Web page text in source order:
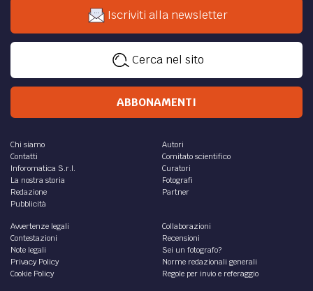
Iscriviti alla newsletter
Cerca nel sito
ABBONAMENTI
Chi siamo
Contatti
Inforomatica S.r.l.
La nostra storia
Redazione
Pubblicità
Autori
Comitato scientifico
Curatori
Fotografi
Partner
Avvertenze legali
Contestazioni
Note legali
Privacy Policy
Cookie Policy
Collaborazioni
Recensioni
Sei un fotografo?
Norme redazionali generali
Regole per invio e referaggio